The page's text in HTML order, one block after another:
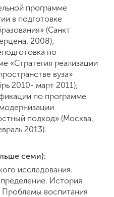
программе
в подготовке
(Санкт
2008);
по
«Стратегия реализации
вуза»
2010- март 2011);
по программе
подход» (Москва,
2013).
семи):
исследования.
История
Проблемы воспитания